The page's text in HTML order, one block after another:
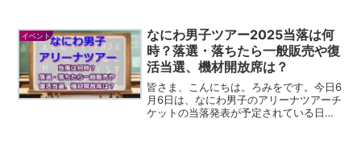
マイ村の穏やかな空気感に浸る時間は、
私たち視聴者にと...
イベント
なにわ男子ツアー2025当落は何
時？落選・落ちたら一般販売や復
活当選、機材開放席は？
皆さま、こんにちは。ろみをです。今日6
月6日は、なにわ男子のアリーナツアーチ
ケットの当落発表が予定されている日で